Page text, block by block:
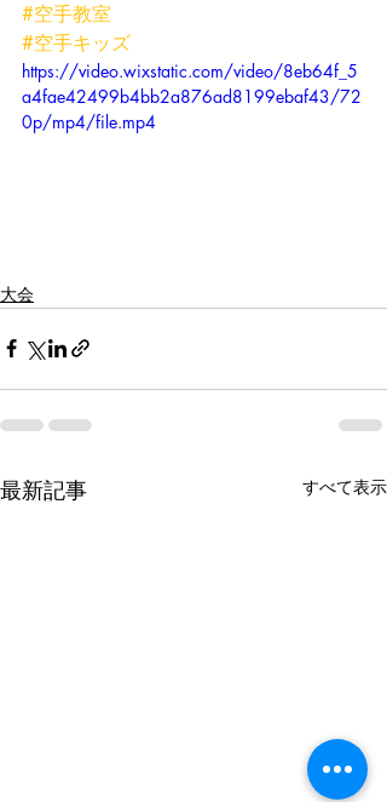
#空手教室
#空手キッズ
https://video.wixstatic.com/video/8eb64f_5
a4fae42499b4bb2a876ad8199ebaf43/72
0p/mp4/file.mp4
大会
最新記事 すべて表示